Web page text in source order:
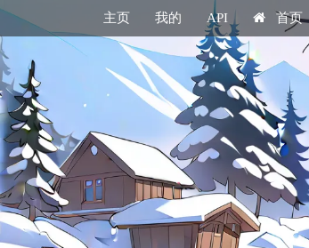
主页 我的 API 首页